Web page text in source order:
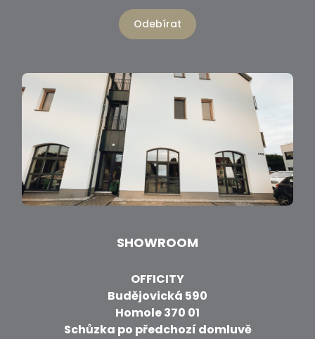
Odebírat
SHOWROOM
OFFICITY
Budějovická 590
Homole 370 01
Schůzka po předchozí domluvě